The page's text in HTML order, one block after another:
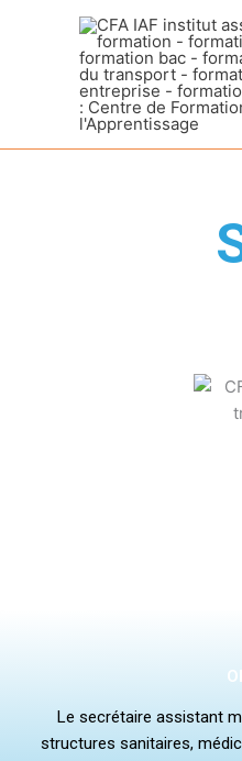
Le secrétaire assistant
structures sanitaires,